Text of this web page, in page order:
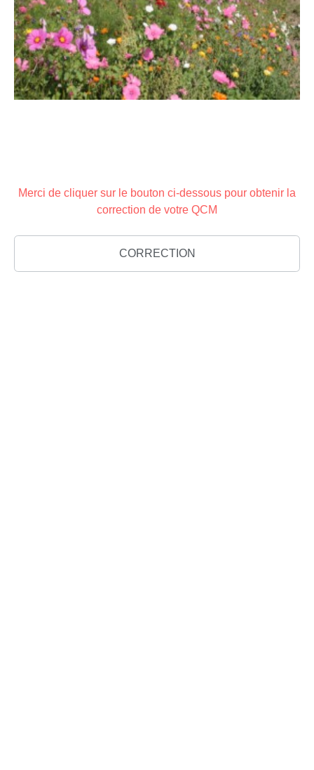
Merci de cliquer sur le bouton ci-dessous pour obtenir la
correction de votre QCM